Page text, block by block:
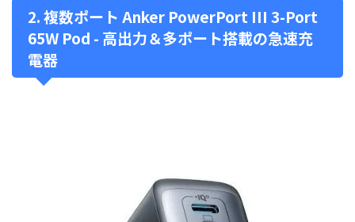
2. 複数ポート Anker PowerPort III 3-Port
65W Pod - 高出力＆多ポート搭載の急速充
電器